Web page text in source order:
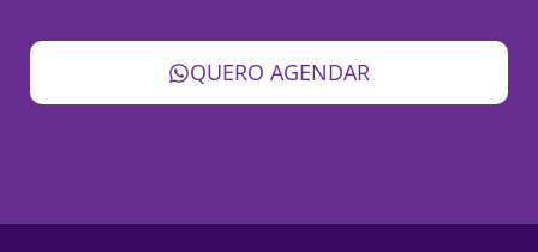
QUERO AGENDAR